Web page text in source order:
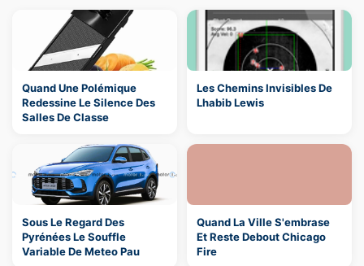
Quand Une Polémique
Redessine Le Silence Des
Salles De Classe
Les Chemins Invisibles De
Lhabib Lewis
Sous Le Regard Des
Pyrénées Le Souffle
Variable De Meteo Pau
Quand La Ville S'embrase
Et Reste Debout Chicago
Fire